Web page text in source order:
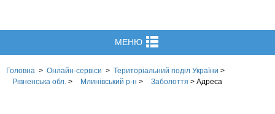
МЕНЮ
Головна > Онлайн-сервіси > Територіальний поділ України >
Рівненська обл. > Млинівський р-н > Заболоття > Адреса